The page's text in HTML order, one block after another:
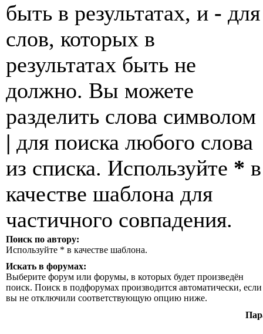
быть в результатах, и - для
слов, которых в
результатах быть не
должно. Вы можете
разделить слова символом
| для поиска любого слова
из списка. Используйте * в
качестве шаблона для
частичного совпадения.
Поиск по автору:
Используйте * в качестве шаблона.
Искать в форумах:
Выберите форум или форумы, в которых будет произведён
поиск. Поиск в подфорумах производится автоматически, если
вы не отключили соответствующую опцию ниже.